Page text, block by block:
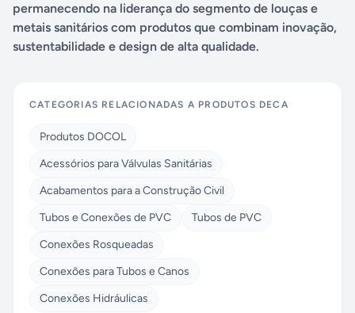
permanecendo na liderança do segmento de louças e
metais sanitários com produtos que combinam inovação,
sustentabilidade e design de alta qualidade.
CATEGORIAS RELACIONADAS A PRODUTOS DECA
Produtos DOCOL
Acessórios para Válvulas Sanitárias
Acabamentos para a Construção Civil
Tubos e Conexões de PVC
Tubos de PVC
Conexões Rosqueadas
Conexões para Tubos e Canos
Conexões Hidráulicas